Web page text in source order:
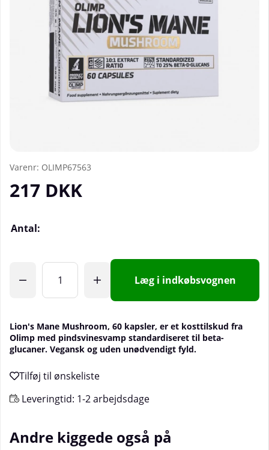
Varenr: OLIMP67563
217 DKK
Antal:
Læg i indkøbsvognen
Lion's Mane Mushroom, 60 kapsler, er et kosttilskud fra
Olimp med pindsvinesvamp standardiseret til beta-
glucaner. Vegansk og uden unødvendigt fyld.
Leveringtid: 1-2 arbejdsdage
Andre kiggede også på